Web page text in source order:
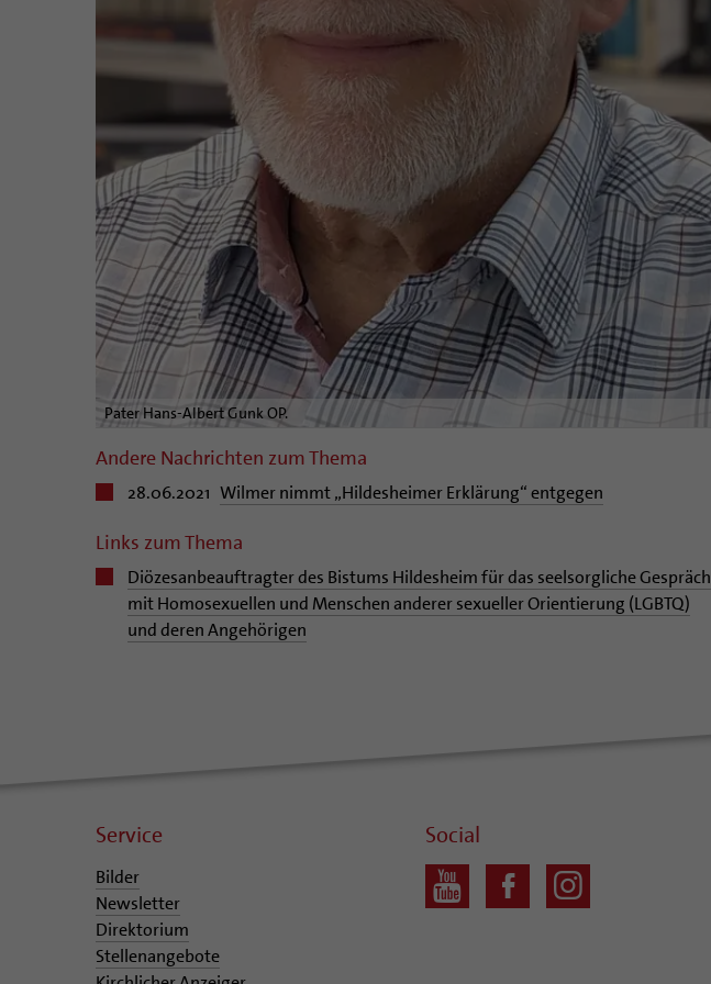
Pater Hans-Albert Gunk OP.
Andere Nachrichten zum Thema
28.06.2021 Wilmer nimmt „Hildesheimer Erklärung“ entgegen
Links zum Thema
Diözesanbeauftragter des Bistums Hildesheim für das seelsorgliche Gespräch
mit Homosexuellen und Menschen anderer sexueller Orientierung (LGBTQ)
und deren Angehörigen
Service
Bilder
Newsletter
Direktorium
Stellenangebote
Social